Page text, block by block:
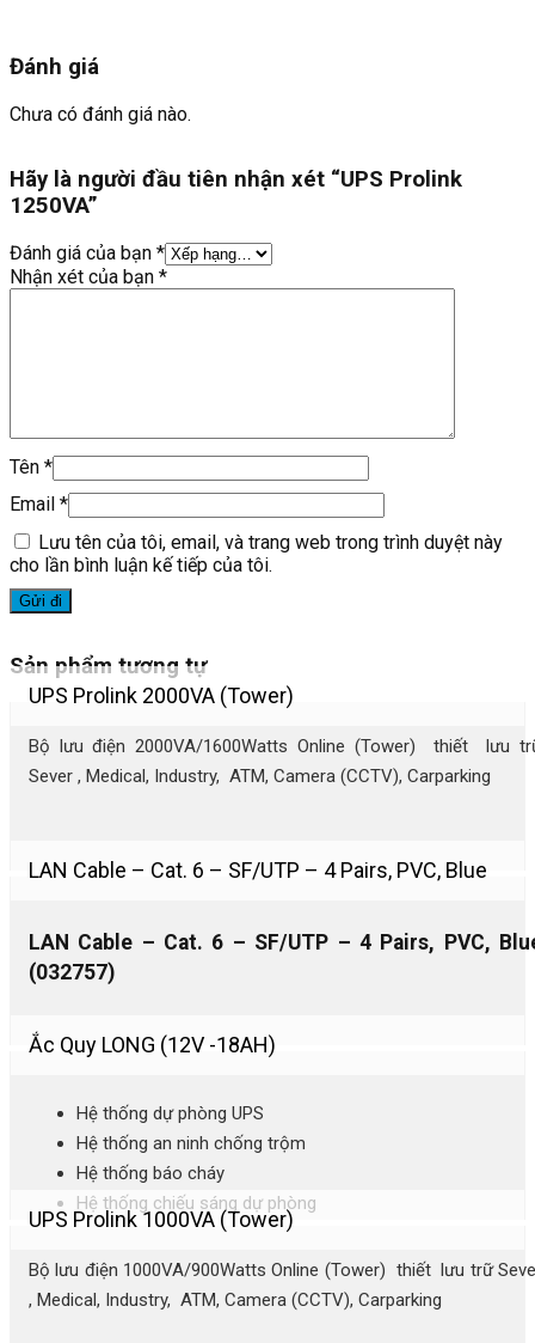
Đánh giá
Chưa có đánh giá nào.
Hãy là người đầu tiên nhận xét “UPS Prolink
1250VA”
Đánh giá của bạn *
Nhận xét của bạn *
Tên *
Email *
Lưu tên của tôi, email, và trang web trong trình duyệt này
cho lần bình luận kế tiếp của tôi.
Sản phẩm tương tự
UPS Prolink 2000VA (Tower)
Bộ lưu điện 2000VA/1600Watts Online (Tower) thiết lưu
Sever , Medical, Industry, ATM, Camera (CCTV), Carparking
LAN Cable – Cat. 6 – SF/UTP – 4 Pairs, PVC, Blue
LAN Cable – Cat. 6 – SF/UTP – 4 Pairs, PVC,
(032757)
Ắc Quy LONG (12V -18AH)
Hệ thống dự phòng UPS
Hệ thống an ninh chống trộm
Hệ thống báo cháy
Hệ thống chiếu sáng dự phòng
UPS Prolink 1000VA (Tower)
Bộ lưu điện 1000VA/900Watts Online (Tower) thiết lưu trữ
, Medical, Industry, ATM, Camera (CCTV), Carparking